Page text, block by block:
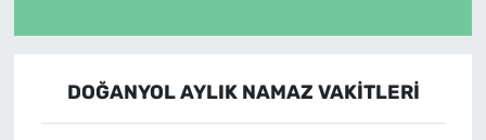
DOĞANYOL AYLIK NAMAZ VAKITLERI